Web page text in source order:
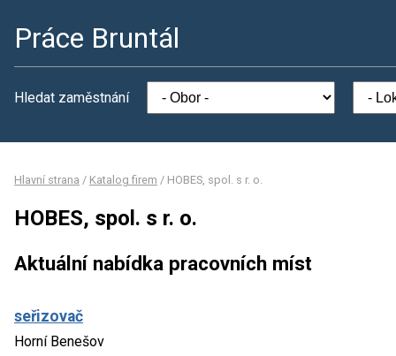
Práce Bruntál
Hledat zaměstnání
Hlavní strana / Katalog firem / HOBES, spol. s r. o.
HOBES, spol. s r. o.
Aktuální nabídka pracovních míst
seřizovač
Horní Benešov